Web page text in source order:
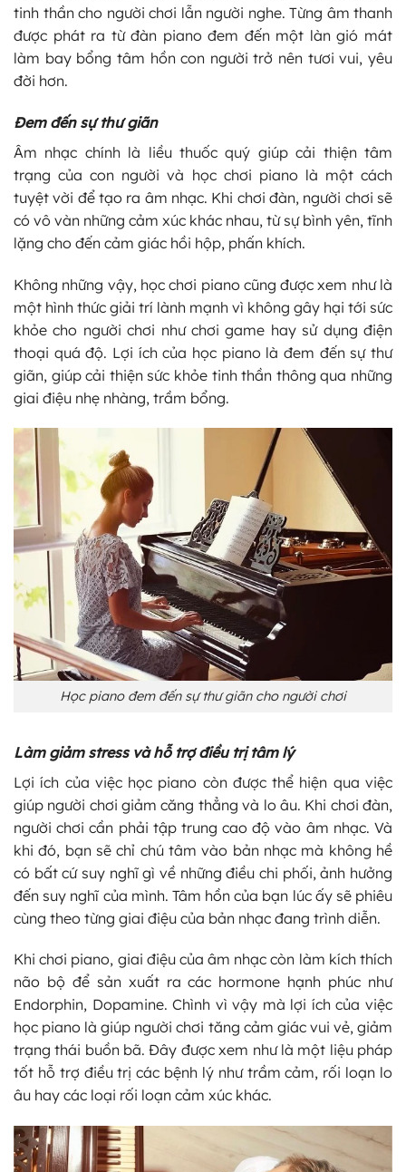
tinh thần cho người chơi lẫn người nghe. Từng âm thanh
được phát ra từ đàn piano đem đến một làn gió mát
làm bay bổng tâm hồn con người trở nên tươi vui, yêu
đời hơn.
Đem đến sự thư giãn
Âm nhạc chính là liều thuốc quý giúp cải thiện tâm
trạng của con người và học chơi piano là một cách
tuyệt vời để tạo ra âm nhạc. Khi chơi đàn, người chơi sẽ
có vô vàn những cảm xúc khác nhau, từ sự bình yên, tĩnh
lặng cho đến cảm giác hồi hộp, phấn khích.
Không những vậy, học chơi piano cũng được xem như là
một hình thức giải trí lành mạnh vì không gây hại tới sức
khỏe cho người chơi như chơi game hay sử dụng điện
thoại quá độ. Lợi ích của học piano là đem đến sự thư
giãn, giúp cải thiện sức khỏe tinh thần thông qua những
giai điệu nhẹ nhàng, trầm bổng.
Học piano đem đến sự thư giãn cho người chơi
Làm giảm stress và hỗ trợ điều trị tâm lý
Lợi ích của việc học piano còn được thể hiện qua việc
giúp người chơi giảm căng thẳng và lo âu. Khi chơi đàn,
người chơi cần phải tập trung cao độ vào âm nhạc. Và
khi đó, bạn sẽ chỉ chú tâm vào bản nhạc mà không hề
có bất cứ suy nghĩ gì về những điều chi phối, ảnh hưởng
đến suy nghĩ của mình. Tâm hồn của bạn lúc ấy sẽ phiêu
cùng theo từng giai điệu của bản nhạc đang trình diễn.
Khi chơi piano, giai điệu của âm nhạc còn làm kích thích
não bộ để sản xuất ra các hormone hạnh phúc như
Endorphin, Dopamine. Chình vì vậy mà lợi ích của việc
học piano là giúp người chơi tăng cảm giác vui vẻ, giảm
trạng thái buồn bã. Đây được xem như là một liệu pháp
tốt hỗ trợ điều trị các bệnh lý như trầm cảm, rối loạn lo
âu hay các loại rối loạn cảm xúc khác.